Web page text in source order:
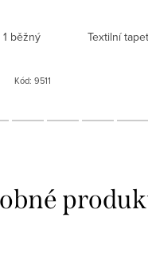
běžný
Kód: 9511
Textilní